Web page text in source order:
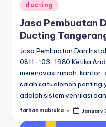
Posted
ducting
Jasa Pembuatan
Ducting
Jasa Pembuatan Dan
0811-103-1980 Ketika
merenovasi rumah, kantor,
salah satu elemen penting
adalah sistem ventilasi dan
Posted
farhan mabruka January